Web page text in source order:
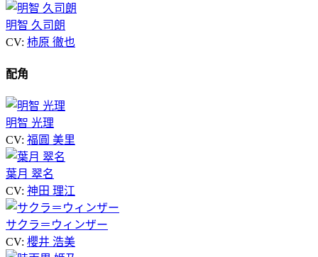
明智 久司朗
CV: 柿原 徹也
配角
明智 光理
CV: 福圓 美里
葉月 翠名
CV: 神田 理江
サクラ＝ウィンザー
CV: 櫻井 浩美